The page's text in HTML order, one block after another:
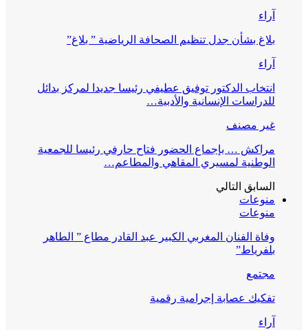
آراء
بلاغ بشأن جدل تنظيم الصحافة الرياضية ” بلاغ”
آراء
انتخاب الدكتور توفيق عطيفي رئيسا جديدا لمركز بدائل
للدراسات الإنسانية والأدبية…
غير مصنف
مراكش … بإجماع الحضور فتاح حارفي رئيسا للجمعية
الوطنية لمسيري المقاهي والمطاعم…
السابق التالي
منوعات
منوعات
وفاة الفنان المغربي الكبير عبد القادر مطاع ” الطاهر
بلفرياط”
مجتمع
تفكيك عصابة إجرامية رقمية
آراء